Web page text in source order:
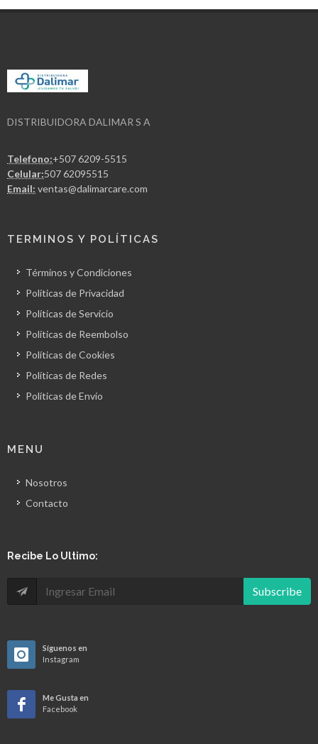
DISTRIBUIDORA DALIMAR S A
Telefono:+507 6209-5515
Celular:507 62095515
Email: ventas@dalimarcare.com
TERMINOS Y POLÍTICAS
Términos y Condiciones
Políticas de Privacidad
Políticas de Servicio
Políticas de Reembolso
Políticas de Cookies
Políticas de Redes
Políticas de Envío
MENU
Nosotros
Contacto
Recibe Lo Ultimo:
Subscribe
Síguenos en
Instagram
Me Gusta en
Facebook